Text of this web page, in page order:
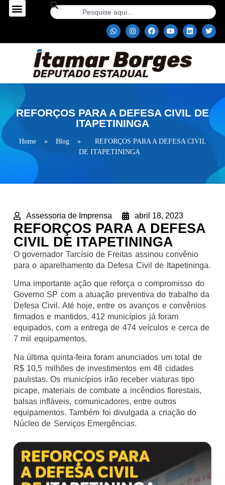
REFORÇOS PARA A DEFESA CIVIL DE
ITAPETININGA
Home » Blog »
REFORÇOS PARA A DEFESA CIVIL
DE ITAPETININGA
Assessoria de Imprensa abril 18, 2023
REFORÇOS PARA A DEFESA
CIVIL DE ITAPETININGA
O governador Tarcísio de Freitas assinou convênio
para o aparelhamento da Defesa Civil de Itapetininga.
Uma importante ação que reforça o compromisso do
Governo SP com a atuação preventiva do trabalho da
Defesa Civil. Até hoje, entre os avanços e convênios
firmados e mantidos, 412 municípios já foram
equipados, com a entrega de 474 veículos e cerca de
7 mil equipamentos.
Na última quinta-feira foram anunciados um total de
R$ 10,5 milhões de investimentos em 48 cidades
paulistas. Os municípios irão receber viaturas tipo
picape, materiais de combate a incêndios florestais,
balsas infláveis, comunicadores, entre outros
equipamentos. Também foi divulgada a criação do
Núcleo de Serviços Emergências.